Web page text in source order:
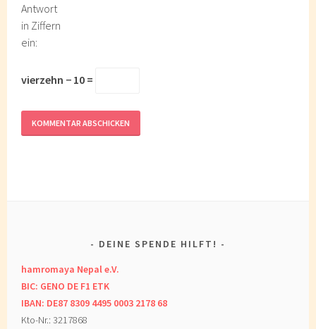
Antwort
in Ziffern
ein:
vierzehn − 10 =
DEINE SPENDE HILFT!
hamromaya Nepal e.V.
BIC: GENO DE F1 ETK
IBAN: DE87 8309 4495 0003 2178 68
Kto-Nr.: 3217868